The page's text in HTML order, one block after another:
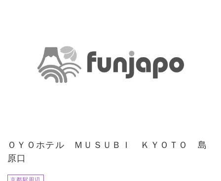
ＯＹＯホテル ＭＵＳＵＢＩ ＫＹＯＴＯ 島
原口
京都駅周辺